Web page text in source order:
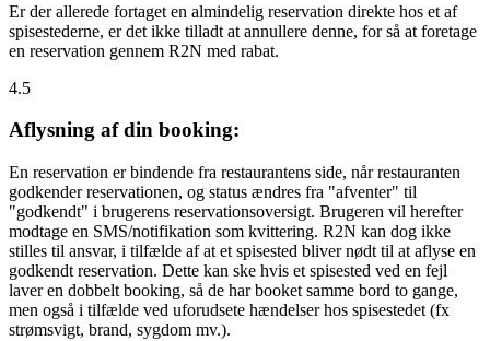
Er der allerede fortaget en almindelig reservation direkte hos et af
spisestederne, er det ikke tilladt at annullere denne, for så at foretage
en reservation gennem R2N med rabat.
4.5
Aflysning af din booking:
En reservation er bindende fra restaurantens side, når restauranten
godkender reservationen, og status ændres fra "afventer" til
"godkendt" i brugerens reservationsoversigt. Brugeren vil herefter
modtage en SMS/notifikation som kvittering. R2N kan dog ikke
stilles til ansvar, i tilfælde af at et spisested bliver nødt til at aflyse en
godkendt reservation. Dette kan ske hvis et spisested ved en fejl
laver en dobbelt booking, så de har booket samme bord to gange,
men også i tilfælde ved uforudsete hændelser hos spisestedet (fx
strømsvigt, brand, sygdom mv.).